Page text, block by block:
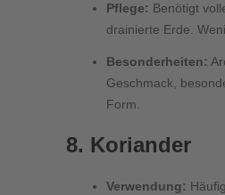
Pflege: Benötigt
drainierte Erde.
Besonderheiten:
Geschmack,
Form.
8. Koriander
Verwendung: